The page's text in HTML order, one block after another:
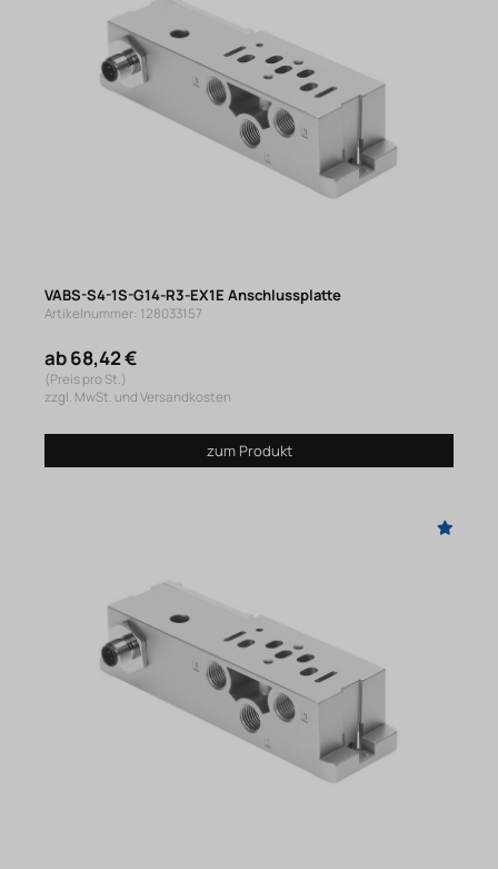
VABS-S4-1S-G14-R3-EX1E Anschlussplatte
Artikelnummer: 128033157
ab 68,42 €
(Preis pro St.)
zzgl. MwSt. und Versandkosten
zum Produkt